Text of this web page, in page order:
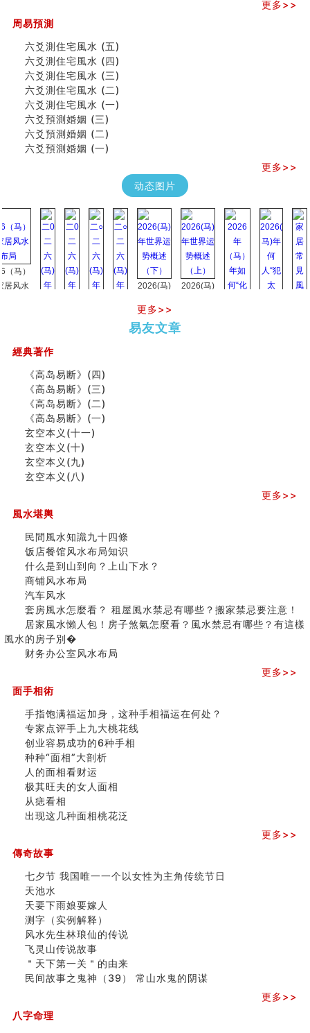
专家点评手上九大桃花线
四柱八字快速直断技法
天池水
《高岛易断》(二)
创业容易成功的6种手相
算命先生都不外传的算命顺口溜
什么是到山到向？上山下水？
六爻算卦：我能面试升职吗？
《高岛易断》(一)
朱德總司命造 (名⼈⼋字淺析九）
如何给企业起名才能提高影响力
种种“面相”大剖析
同年同月同日同时同地生命运为何却完全不同？
商舖大門的風水原則 (上)
玄空本义(十一)
家居常見風水形煞及化解方法 (三)
天要下雨娘要嫁人
六爻測住宅風水 (五)
一篇文章解答八字命理所有困惑
汽车风水
姓名字义玄机藏凶吉
玄空本义(十)
六爻占卜预测考试结果
四墓库真诠
套房風水怎麼看？ 租屋風水禁忌有哪些？搬家禁忌要注
精选1500个五行属金的字
玄空本义(九)
精选1000个五行属土的字
人的面相看财运
玄空本义(八)
六爻算卦：测腹中胎儿是男是女
中國改革開放總設計師鄧小平命造 (名人八字淺析八）
测字（实例解释）
精选1000个五行属火的字
玄空本义(七)
刘燮鈞讲人相 手纹与命运(二)
商铺如何摆放物品催财招财
极其旺夫的女人面相
居家風水懶人包！房子煞氣怎麼看？風水禁忌有哪些？有
這樣風水的房子別�
南半球的八字如何推排
玄空本义(六)
额相与命运
风水先生林琅仙的传说
从痣看相
姓名陰陽配置的凶吉
六爻測住宅風水 (四)
玄空本义 (五)
玄空本义 (四)
八字算命：女命八字里日坐伤官克夫？
六爻算卦：我俩之间是否还命中有未尽的缘分？
订婚就是定结婚日子吗
清朝慈禧太后命造 (名人八字淺析七）
玄空本义 (三)
飞灵山传说故事
命理解说：想请问什么时候能够遇到姻缘结婚？
商舖選址的風水講究 (下)
吉凶神跳上大运时的断法【四柱技巧】
刘燮鈞讲人相 手纹与命运(一)
更多>>
周易預測
六爻測住宅風水 (五)
六爻測住宅風水 (四)
六爻測住宅風水 (三)
六爻測住宅風水 (二)
六爻測住宅風水 (一)
六爻預測婚姻 (三)
六爻預測婚姻 (二)
六爻預測婚姻 (一)
更多>>
动态图片
）
水
二0
二
六
(马)
二
生
肖
运
程
(兔
龙
蛇)
二0
二
六
(马)
二
生
肖
运
程
(鼠
牛
虎)
二○
二
六
(马)
生
肖
运
程
狗
猪)
生
肖
运
羊
猴)
2026(马)
势概述
（下）
2026(马)
（上）
風
法
(一)
更多>>
易友文章
經典著作
《高岛易断》(四)
《高岛易断》(三)
《高岛易断》(二)
《高岛易断》(一)
玄空本义(十一)
玄空本义(十)
玄空本义(九)
玄空本义(八)
更多>>
風水堪輿
民間風水知識九十四條
饭店餐馆风水布局知识
什么是到山到向？上山下水？
商铺风水布局
汽车风水
套房風水怎麼看？ 租屋風水禁忌有哪些？搬家禁忌要注意！
居家風水懶人包！房子煞氣怎麼看？風水禁忌有哪些？有這樣
風水的房子別�
财务办公室风水布局
更多>>
面手相術
手指饱满福运加身，这种手相福运在何处？
专家点评手上九大桃花线
创业容易成功的6种手相
种种“面相”大剖析
人的面相看财运
极其旺夫的女人面相
从痣看相
出现这几种面相桃花泛
更多>>
傳奇故事
七夕节 我国唯一一个以女性为主角传统节日
天池水
天要下雨娘要嫁人
测字（实例解释）
风水先生林琅仙的传说
飞灵山传说故事
＂天下第一关＂的由来
民间故事之鬼神（39） 常山水鬼的阴谋
更多>>
八字命理